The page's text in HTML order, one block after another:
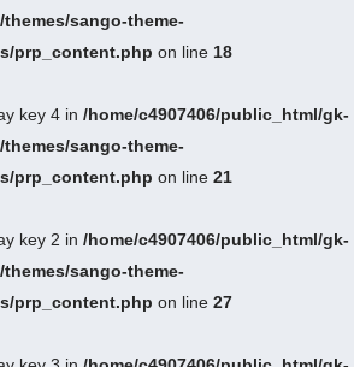
sango-theme-
prp_content.php on line 18
key 4 in /home/c4907406/public_html/gk-
sango-theme-
prp_content.php on line 21
key 2 in /home/c4907406/public_html/gk-
sango-theme-
prp_content.php on line 27